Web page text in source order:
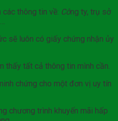
thông tin về: Công ty, trụ sở
sẽ luôn có giấy chứng nhận ủy
thấy tất cả thông tin mình cần.
chứng cho một đơn vị uy tín
chương trình khuyến mãi hấp